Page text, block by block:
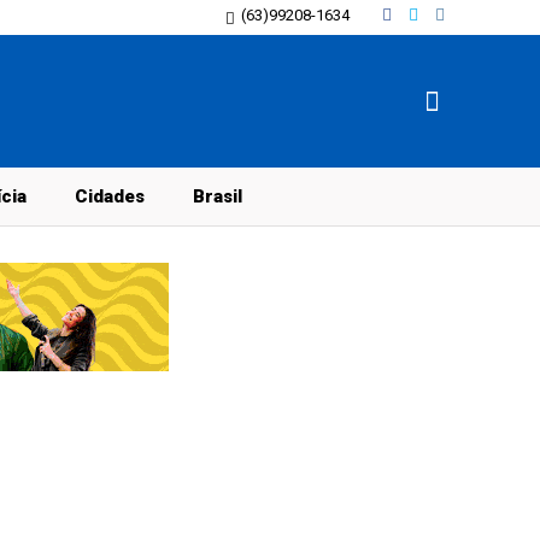
(63)99208-1634
Cidades Brasil